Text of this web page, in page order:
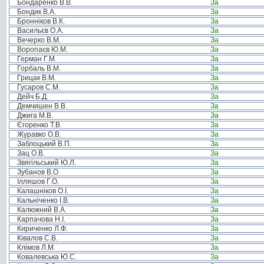
Бондаренко В.В.
За
Бондик В.А.
За
Бронніков В.К.
За
Васильєв О.А.
За
Вечерко В.М.
За
Воропаєв Ю.М.
За
Герман Г.М.
За
Горбаль В.М.
За
Грицак В.М.
За
Гусаров С.М.
За
Дейч Б.Д.
За
Демчишен В.В.
За
Джига М.В.
За
Єгоренко Т.В.
За
Журавко О.В.
За
Заблоцький В.П.
За
Зац О.В.
За
Звягільський Ю.Л.
За
Зубанов В.О.
За
Ілляшов Г.О.
За
Калашніков О.І.
За
Кальніченко І.В.
За
Калюжний В.А.
За
Карпачова Н.І.
За
Кириченко Л.Ф.
За
Ківалов С.В.
За
Клімов Л.М.
За
Ковалевська Ю.С.
За